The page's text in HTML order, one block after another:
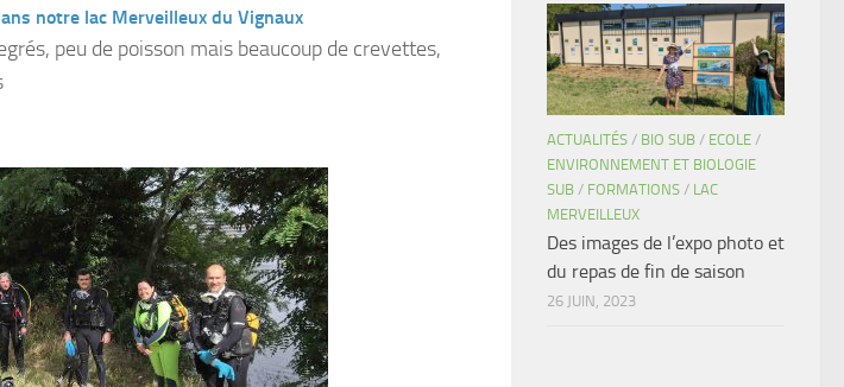
notre lac Merveilleux du Vignaux
peu de poisson mais beaucoup de crevettes,
ACTUALITÉS / BIO SUB / ECOLE /
ENVIRONNEMENT ET BIOLOGIE
SUB / FORMATIONS / LAC
MERVEILLEUX
Des images de l’expo photo et
du repas de fin de saison
26 JUIN, 2023